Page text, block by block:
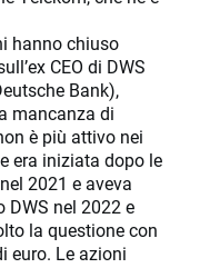
hanno chiuso
CEO di DWS
Bank),
mancanza di
è più attivo nei
era iniziata dopo le
2021 e aveva
DWS nel 2022 e
la questione con
euro. Le azioni